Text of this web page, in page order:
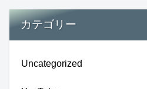
カテゴリー
Uncategorized